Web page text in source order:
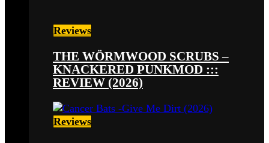
Reviews
THE WÖRMWOOD SCRUBS –
KNACKERED PUNKMOD :::
REVIEW (2026)
Reviews